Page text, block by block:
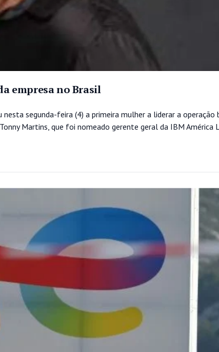
empresa no Brasil
nesta segunda-feira (4) a primeira mulher a liderar a operação
Martins, que foi nomeado gerente geral da IBM América